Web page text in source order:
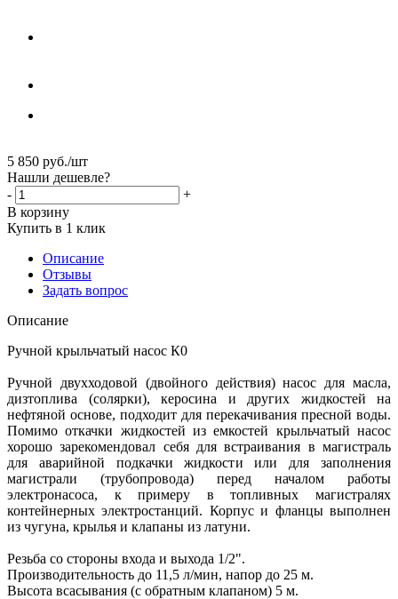
5 850 руб./шт
Нашли дешевле?
-
+
В корзину
Купить в 1 клик
Описание
Отзывы
Задать вопрос
Описание
Ручной крыльчатый насос К0
Ручной двухходовой (двойного действия) насос для масла,
дизтоплива (солярки), керосина и других жидкостей на
нефтяной основе, подходит для перекачивания пресной воды.
Помимо откачки жидкостей из емкостей крыльчатый насос
хорошо зарекомендовал себя для встраивания в магистраль
для аварийной подкачки жидкости или для заполнения
магистрали (трубопровода) перед началом работы
электронасоса, к примеру в топливных магистралях
контейнерных электростанций. Корпус и фланцы выполнен
из чугуна, крылья и клапаны из латуни.
Резьба со стороны входа и выхода 1/2".
Производительность до 11,5 л/мин, напор до 25 м.
Высота всасывания (с обратным клапаном) 5 м.